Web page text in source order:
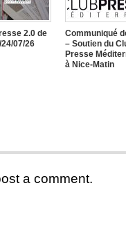
2.0 de
07/26
Communiqué
– Soutien du
Presse
à Nice-Matin
a comment.